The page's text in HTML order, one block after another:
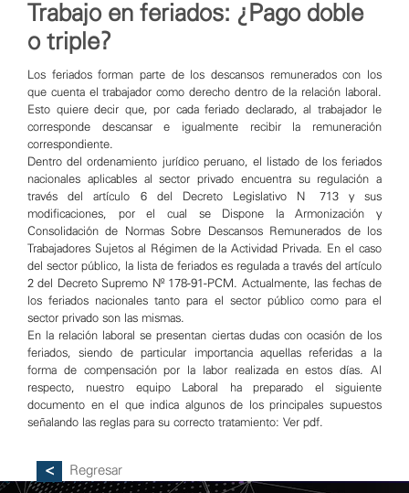
Trabajo en feriados: ¿Pago doble
o triple?
Los feriados forman parte de los descansos remunerados con los
que cuenta el trabajador como derecho dentro de la relación laboral.
Esto quiere decir que, por cada feriado declarado, al trabajador le
corresponde descansar e igualmente recibir la remuneración
correspondiente.
Dentro del ordenamiento jurídico peruano, el listado de los feriados
nacionales aplicables al sector privado encuentra su regulación a
través del artículo 6 del Decreto Legislativo N° 713 y sus
modificaciones, por el cual se Dispone la Armonización y
Consolidación de Normas Sobre Descansos Remunerados de los
Trabajadores Sujetos al Régimen de la Actividad Privada. En el caso
del sector público, la lista de feriados es regulada a través del artículo
2 del Decreto Supremo Nº 178-91-PCM. Actualmente, las fechas de
los feriados nacionales tanto para el sector público como para el
sector privado son las mismas.
En la relación laboral se presentan ciertas dudas con ocasión de los
feriados, siendo de particular importancia aquellas referidas a la
forma de compensación por la labor realizada en estos días. Al
respecto, nuestro equipo Laboral ha preparado el siguiente
documento en el que indica algunos de los principales supuestos
señalando las reglas para su correcto tratamiento: Ver pdf.
Regresar